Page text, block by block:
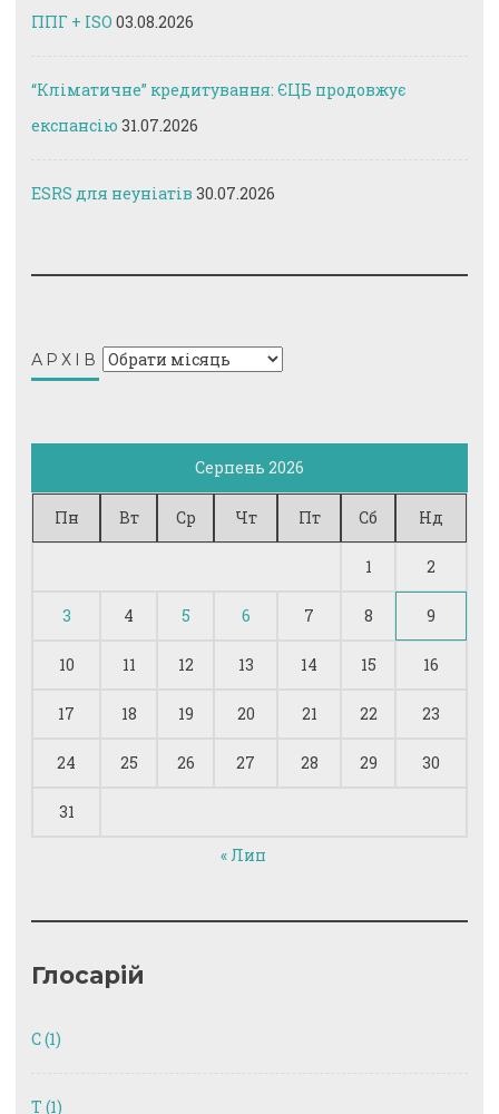
ППГ + ISO 03.08.2026
“Кліматичне” кредитування: ЄЦБ продовжує
експансію 31.07.2026
ESRS для неуніатів 30.07.2026
АРХІВ Архів
Серпень 2026
Пн Вт Ср Чт Пт Сб Нд
1 2
3 4 5 6 7 8 9
10 11 12 13 14 15 16
17 18 19 20 21 22 23
24 25 26 27 28 29 30
31
« Лип
Глосарій
C(1)
T (1)